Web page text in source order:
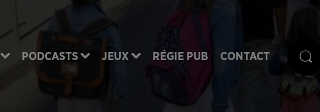
PODCASTS JEUX RÉGIE PUB CONTACT